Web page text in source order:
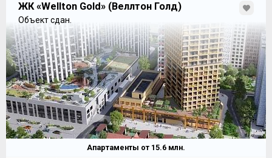
ЖК «Wellton Gold» (Веллтон Голд)
Объект сдан.
Апартаменты от 15.6 млн.